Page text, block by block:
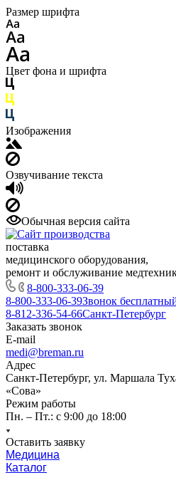
Размер шрифта
Цвет фона и шрифта
Изображения
Озвучивание текста
Обычная версия сайта
поставка
медицинского оборудования,
ремонт и обслуживание
8-800-333-06-39
8-800-333-06-39Звонок
8-812-336-54-66Санкт-Петербург
Заказать звонок
E-mail
medi@breman.ru
Адрес
Санкт-Петербург, ул. Маршала
«Сова»
Режим работы
Пн. – Пт.: с 9:00 до 18:00
Оставить заявку
Медицина
Каталог